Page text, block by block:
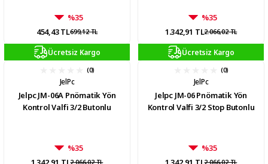
%35
454,43 TL699,12 TL
%35
1.342,91 TL2.066,02 TL
Ücretsiz Kargo
(0)
JelPc
Jelpc JM-06A Pnömatik Yön
Kontrol Valfi 3/2 Butonlu
%35
2.066,02 TL
Ücretsiz Kargo
(0)
JelPc
Jelpc JM-06 Pnömatik Yön
Kontrol Valfi 3/2 Stop Butonlu
%35
2.066,02 TL